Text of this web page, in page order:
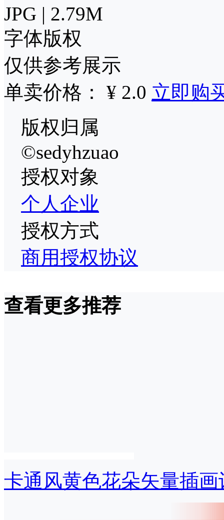
JPG | 2.79M
字体版权
仅供参考展示
单卖价格： ¥ 2.0 立即购
版权归属
©sedyhzuao
授权对象
个人企业
授权方式
商用授权协议
查看更多推荐
卡通风黄色花朵矢量插